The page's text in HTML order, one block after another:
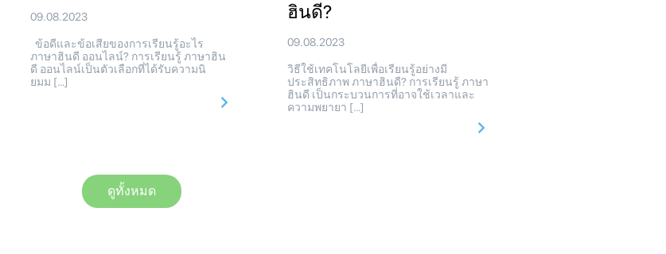
09.08.2023
ข้อดีและข้อเสียของการเรียนรู้อะไร
ภาษาฮินดี ออนไลน์? การเรียนรู้ ภาษาฮิน
ดี ออนไลน์เป็นตัวเลือกที่ได้รับความนิ
ยมม […]
ฮินดี?
09.08.2023
วิธีใช้เทคโนโลยีเพื่อเรียนรู้อย่างมี
ประสิทธิภาพ ภาษาฮินดี? การเรียนรู้ ภาษา
ฮินดี เป็นกระบวนการที่อาจใช้เวลาและ
ความพยายา […]
ดูทั้งหมด